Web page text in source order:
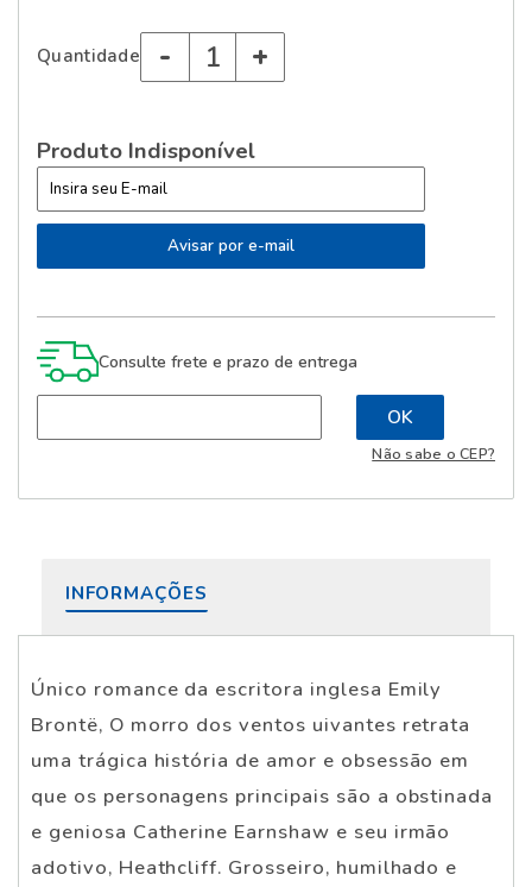
Quantidade - +
Produto Indisponível
Consulte frete e prazo de entrega
Não sabe o CEP?
INFORMAÇÕES
Único romance da escritora inglesa Emily
Brontë, O morro dos ventos uivantes retrata
uma trágica história de amor e obsessão em
que os personagens principais são a obstinada
e geniosa Catherine Earnshaw e seu irmão
adotivo, Heathcliff. Grosseiro, humilhado e